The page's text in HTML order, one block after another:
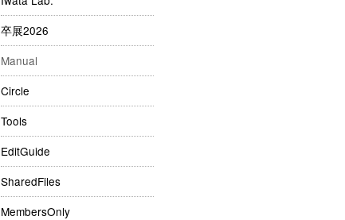
卒展2026
Manual
Circle
Tools
EditGuide
SharedFiles
MembersOnly